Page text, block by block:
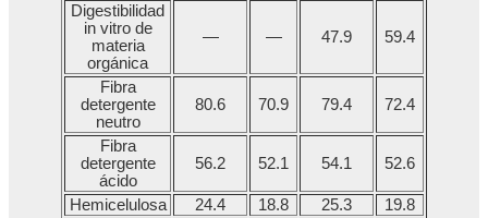
Digestibilidad
in vitro de
materia
orgánica
— — 47.9 59.4
Fibra
detergente
neutro
80.6 70.9 79.4 72.4
Fibra
detergente
ácido
56.2 52.1 54.1 52.6
Hemicelulosa 24.4 18.8 25.3
19.8